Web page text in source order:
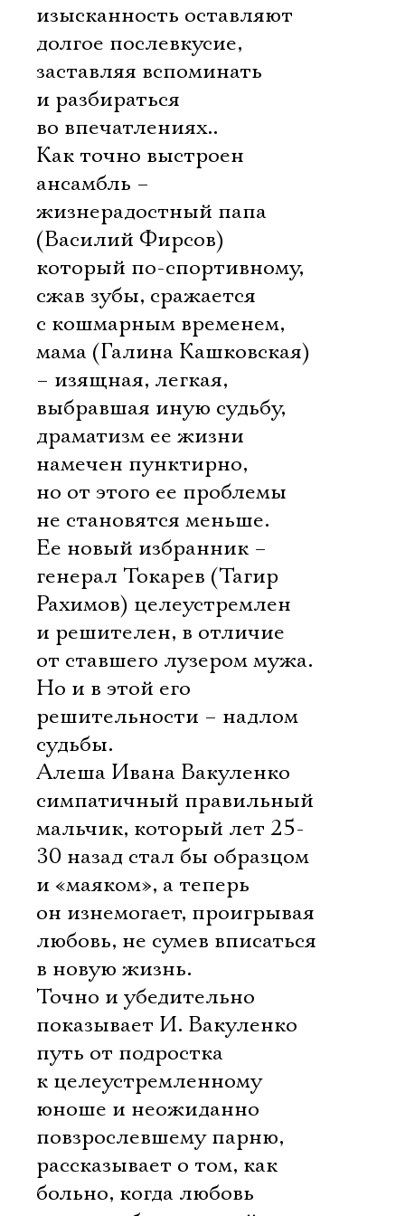
изысканность оставляют
долгое послевкусие,
заставляя вспоминать
и разбираться
во впечатлениях..
Как точно выстроен
ансамбль –
жизнерадостный папа
(Василий Фирсов)
который по-спортивному,
сжав зубы, сражается
с кошмарным временем,
мама (Галина Кашковская)
– изящная, легкая,
выбравшая иную судьбу,
драматизм ее жизни
намечен пунктирно,
но от этого ее проблемы
не становятся меньше.
Ее новый избранник –
генерал Токарев (Тагир
Рахимов) целеустремлен
и решителен, в отличие
от ставшего лузером мужа.
Но и в этой его
решительности – надлом
судьбы.
Алеша Ивана Вакуленко
симпатичный правильный
мальчик, который лет 25-
30 назад стал бы образцом
и «маяком», а теперь
он изнемогает, проигрывая
любовь, не сумев вписаться
в новую жизнь.
Точно и убедительно
показывает И. Вакуленко
путь от подростка
к целеустремленному
юноше и неожиданно
повзрослевшему парню,
рассказывает о том, как
больно, когда любовь